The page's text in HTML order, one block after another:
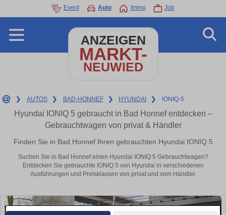
Event Auto Immo Job
ANZEIGEN
MARKT-
NEUWIED
❯ AUTOS ❯ BAD-HONNEF ❯ HYUNDAI ❯ IONIQ-5
Hyundai IONIQ 5 gebraucht in Bad Honnef entdecken –
Gebrauchtwagen von privat & Händler
Finden Sie in Bad Honnef Ihren gebrauchten Hyundai IONIQ 5
Suchen Sie in Bad Honnef einen Hyundai IONIQ 5 Gebrauchtwagen?
Entdecken Sie gebrauchte IONIQ 5 von Hyundai in verschiedenen
Ausführungen und Preisklassen von privat und vom Händler.